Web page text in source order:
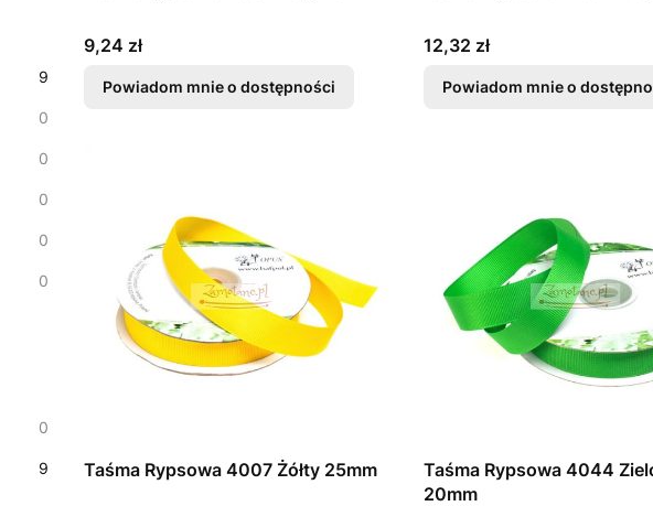
9
0
0
0
0
0
0
9
Cena
9,24 zł
Powiadom mnie o dostępności
Cena
12,32 zł
Powiadom mnie o
Taśma Rypsowa 4007 Żółty 25mm
Taśma Rypsowa 4044
20mm